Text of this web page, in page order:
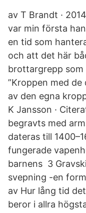
av T Brandt ·
var min första
en tid som
och att det här
brottargrepp som
”Kroppen med de
av den egna
K Jansson ·
begravts med
dateras till
fungerade
barnens 3
svepning -en
av Hur lång tid
beror i allra